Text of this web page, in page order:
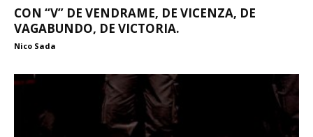
CON “V” DE VENDRAME, DE VICENZA, DE
VAGABUNDO, DE VICTORIA.
Nico Sada